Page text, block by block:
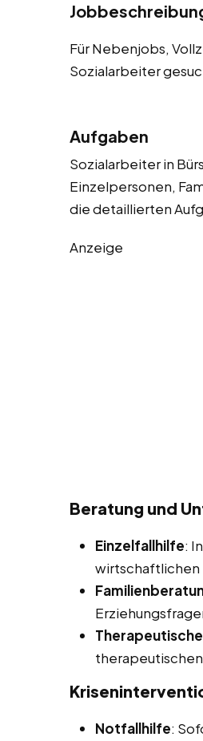
Für Nebenjobs,
Sozialarbeiter
Aufgaben
Sozialarbeiter in
Einzelpersonen,
die detaillierten
Anzeige
Beratung und
Einzelfallhilfe:
wirtschaftlichen
Notfallhilfe: